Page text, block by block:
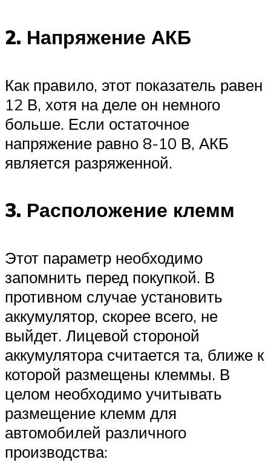
2. Напряжение АКБ
Как правило, этот показатель равен
12 В, хотя на деле он немного
больше. Если остаточное
напряжение равно 8-10 В, АКБ
является разряженной.
3. Расположение клемм
Этот параметр необходимо
запомнить перед покупкой. В
противном случае установить
аккумулятор, скорее всего, не
выйдет. Лицевой стороной
аккумулятора считается та, ближе к
которой размещены клеммы. В
целом необходимо учитывать
размещение клемм для
автомобилей различного
производства: